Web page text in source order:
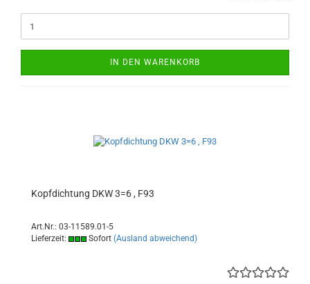
IN DEN WARENKORB
Kopfdichtung DKW 3=6 , F93
Art.Nr.: 03-11589.01-5
Lieferzeit:
Sofort (Ausland abweichend)